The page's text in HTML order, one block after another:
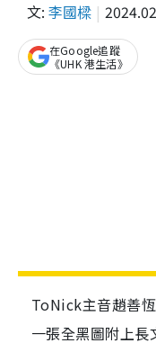
文: 李國樑
在Google追蹤
《UHK 港生活》
ToNick主音趙善
一張全黑圖附上長